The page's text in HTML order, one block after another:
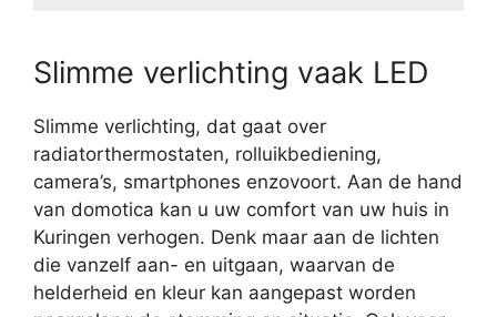
Slimme verlichting vaak LED
Slimme verlichting, dat gaat over
radiatorthermostaten, rolluikbediening,
camera’s, smartphones enzovoort. Aan de hand
van domotica kan u uw comfort van uw huis in
Kuringen verhogen. Denk maar aan de lichten
die vanzelf aan- en uitgaan, waarvan de
helderheid en kleur kan aangepast worden